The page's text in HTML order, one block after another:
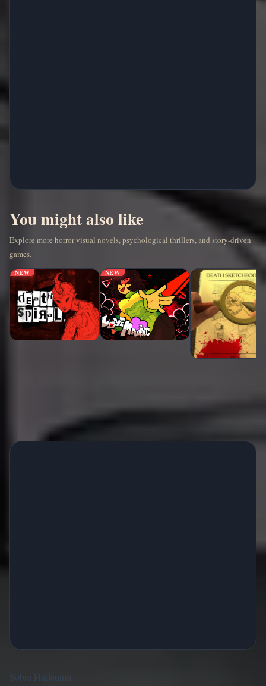
You might also like
Explore more horror visual novels, psychological thrillers, and story-driven
games.
NEW NEW
Sobre Harlequin